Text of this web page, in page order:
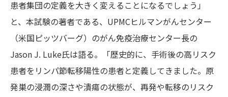
患者集団の定義を大きく変えることになるでしょう」
と、本試験の著者である、UPMCヒルマンがんセンター
（米国ピッツバーグ）のがん免疫治療センター長の
Jason J. Luke氏は語る。「歴史的に、手術後の高リスク
患者をリンパ節転移陽性の患者と定義してきました。原
発巣の浸潤の深さや潰瘍の状態が、再発や転移のリスク